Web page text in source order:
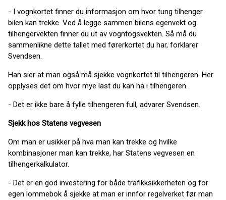
- I vognkortet finner du informasjon om hvor tung tilhenger
bilen kan trekke. Ved å legge sammen bilens egenvekt og
tilhengervekten finner du ut av vogntogsvekten. Så må du
sammenlikne dette tallet med førerkortet du har, forklarer
Svendsen.
Han sier at man også må sjekke vognkortet til tilhengeren. Her
opplyses det om hvor mye last du kan ha i tilhengeren.
- Det er ikke bare å fylle tilhengeren full, advarer Svendsen.
Sjekk hos Statens vegvesen
Om man er usikker på hva man kan trekke og hvilke
kombinasjoner man kan trekke, har Statens vegvesen en
tilhengerkalkulator.
- Det er en god investering for både trafikksikkerheten og for
egen lommebok å sjekke at man er innfor regelverket før man